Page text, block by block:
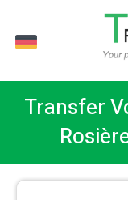
Transfer